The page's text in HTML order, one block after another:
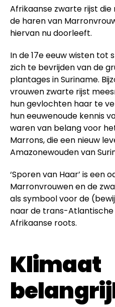
Afrikaanse zwarte rijst
de haren van
hiervan nu doorleeft.
In de 17e eeuw wisten
zich te bevrijden van de
plantages in Suriname.
vrouwen zwarte rijst
hun gevlochten haar te
hun eeuwenoude kennis
waren van belang voor
Marrons, die een nieuw
Amazonewouden van
‘Sporen van Haar’ is een
Marronvrouwen en de
als symbool voor de
naar de trans-Atlantische
Afrikaanse roots.
Klimaat